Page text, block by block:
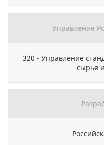
Управление
320 - Управление
сырья